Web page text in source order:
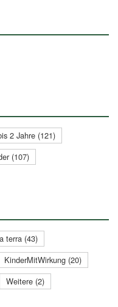
2 Jahre (121)
(107)
terra (43)
KinderMitWirkung (20)
Weitere (2)